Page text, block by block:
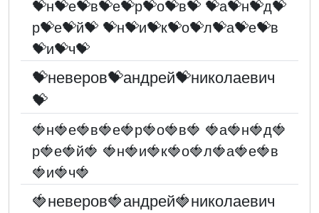
💝н💝е💝в💝е💝р💝о💝в💝 💝а💝н💝д💝
р💝е💝й💝 💝н💝и💝к💝о💝л💝а💝е💝в
💝и💝ч💝
💝неверов💝андрей💝николаевич
💝
🍓н🍓е🍓в🍓е🍓р🍓о🍓в🍓 🍓а🍓н🍓д🍓
р🍓е🍓й🍓 🍓н🍓и🍓к🍓о🍓л🍓а🍓е🍓в
🍓и🍓ч🍓
🍓неверов🍓андрей🍓николаевич